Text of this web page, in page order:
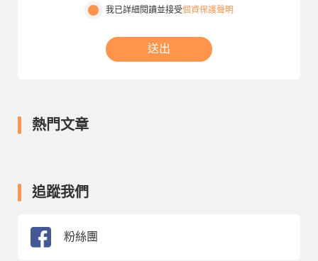
我已詳細閱讀並接受個資保護聲明
送出
熱門文章
追蹤我們
粉絲團